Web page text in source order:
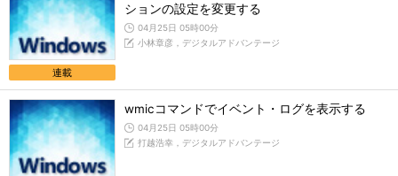
連載
ションの設定を変更する
04月25日 05時00分
小林章彦，デジタルアドバンテージ
wmicコマンドでイベント・ログを表示する
04月25日 05時00分
打越浩幸，デジタルアドバンテージ